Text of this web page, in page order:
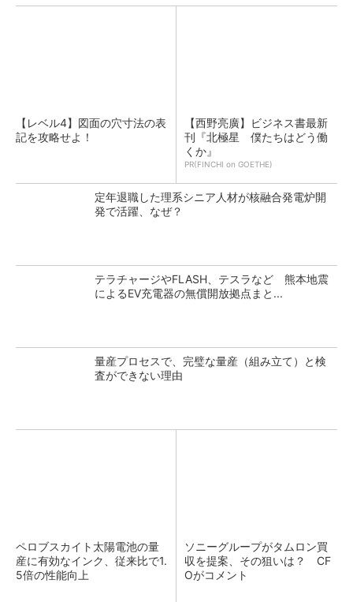
【レベル4】図面の穴寸法の表
記を攻略せよ！
【西野亮廣】ビジネス書最新
刊『北極星 僕たちはどう働
くか』
PR(FINCHI on GOETHE)
定年退職した理系シニア人材が核融合発電炉開
発で活躍、なぜ？
テラチャージやFLASH、テスラなど 熊本地震
によるEV充電器の無償開放拠点まと...
量産プロセスで、完璧な量産（組み立て）と検
査ができない理由
ペロブスカイト太陽電池の量
産に有効なインク、従来比で1.
5倍の性能向上
ソニーグループがタムロン買
収を提案、その狙いは？ CF
Oがコメント